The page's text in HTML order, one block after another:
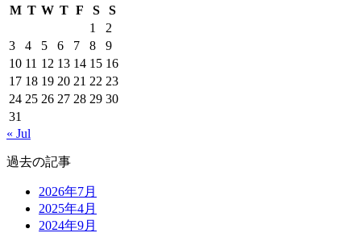
M T W T F S
S
1
2
3
4 5 6 7 8
9
10 11 12 13 14 15 16
17 18 19 20 21 22 23
24 25 26 27 28 29 30
31
« Jul
過去の記事
2026年7月
2025年4月
2024年9月